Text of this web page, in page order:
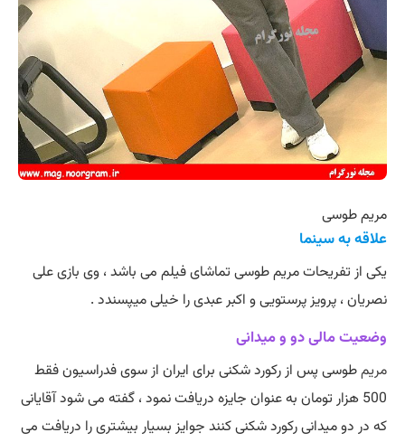
مریم طوسی
علاقه به سینما
یکی از تفریحات مریم طوسی تماشای فیلم می باشد ، وی بازی علی
نصریان ، پرویز پرستویی و اکبر عبدی را خیلی میپسندد .
وضعیت مالی دو و میدانی
مریمطوسی پس از رکورد شکنی برای ایران از سوی فدراسیون فقط
500 هزار تومان به عنوان جایزه دریافت نمود ، گفته می شود آقایانی
که در دو میدانی رکورد شکنی کنند جوایز بسیار بیشتری را دریافت می